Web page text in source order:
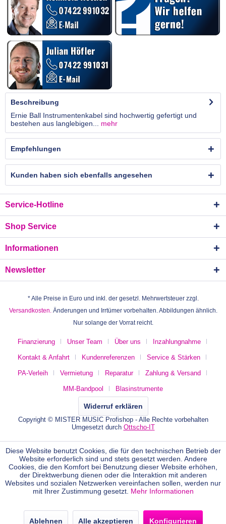
Beschreibung
Ernie Ball Instrumentenkabel sind hochwertig gefertigt und
bestehen aus langlebigen... mehr
Empfehlungen
Kunden haben sich ebenfalls angesehen
Service-Hotline
Shop Service
Informationen
Newsletter
* Alle Preise in Euro und inkl. der gesetzl. Mehrwertsteuer zzgl.
Versandkosten. Änderungen und Irrtümer vorbehalten. Abbildungen ähnlich.
Nur solange der Vorrat reicht.
Finanzierung Unser Team Über uns Inzahlungnahme
Kontakt & Anfahrt Kundenreferenzen Service & Stärken
PA-Verleih Vermietung Reparatur Zahlung & Versand
MM-Bandpool Blasinstrumente
Widerruf erklären
Copyright © MISTER MUSIC Profishop - Alle Rechte vorbehalten
Umgesetzt durch Ottscho-IT
Diese Website benutzt Cookies, die für den technischen Betrieb der
Website erforderlich sind und stets gesetzt werden. Andere
Cookies, die den Komfort bei Benutzung dieser Website erhöhen,
der Direktwerbung dienen oder die Interaktion mit anderen
Websites und sozialen Netzwerken vereinfachen sollen, werden nur
mit Ihrer Zustimmung gesetzt. Mehr Informationen
Ablehnen Alle akzeptieren Konfigurieren